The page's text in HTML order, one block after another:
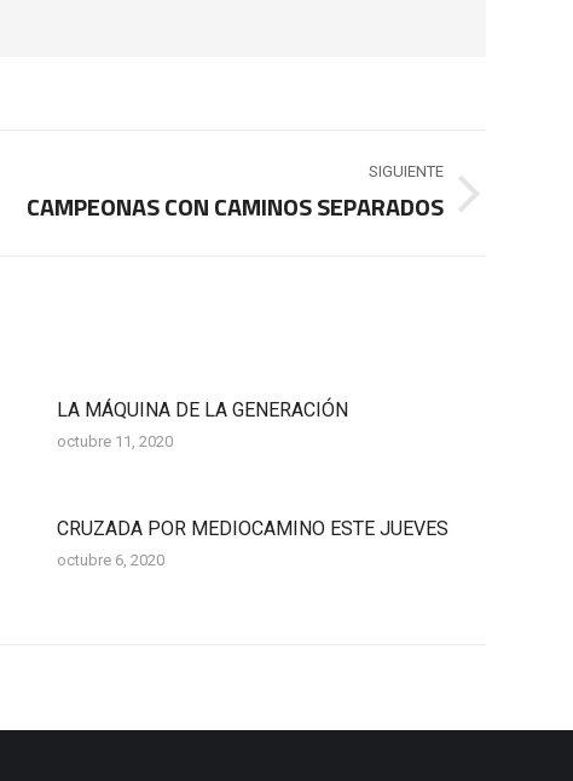
SIGUIENTE
CAMPEONAS CON CAMINOS SEPARADOS
LA MÁQUINA DE LA GENERACIÓN
octubre 11, 2020
CRUZADA POR MEDIOCAMINO ESTE JUEVES
octubre 6, 2020